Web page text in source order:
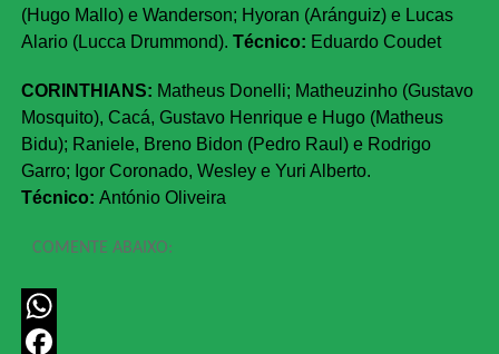
(Hugo Mallo) e Wanderson; Hyoran (Aránguiz) e Lucas
Alario (Lucca Drummond). Técnico: Eduardo Coudet
CORINTHIANS: Matheus Donelli; Matheuzinho (Gustavo
Mosquito), Cacá, Gustavo Henrique e Hugo (Matheus
Bidu); Raniele, Breno Bidon (Pedro Raul) e Rodrigo
Garro; Igor Coronado, Wesley e Yuri Alberto.
Técnico: António Oliveira
COMENTE ABAIXO:
WhatsApp